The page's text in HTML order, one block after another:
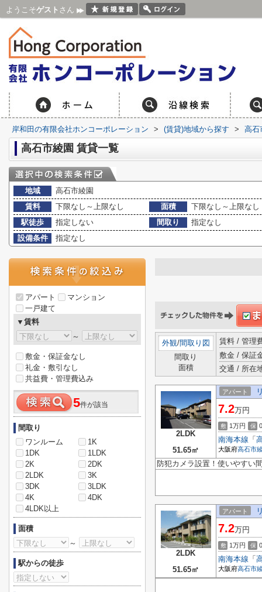
ようこそゲスト さん
岸和田の有限会社ホンコーポレーション > (賃貸)地域から探す > 高石
高石市綾園 賃貸一覧
地域
高石市綾園
賃料
下限なし～上限なし 面積
下限なし～上限なし
駅徒歩
指定しない 間取り
指定なし
設備条件
指定なし
外観/間取り図
間取り
面積
賃料 / 管理
敷金 / 保証
交通 / 所在
2LDK
51.65㎡
アパート
7.2万円
敷 1万円 保
南海本線 「
大阪府高石市
防犯カメラ設置！使いやすい
2LDK
51.65㎡
アパート
7.2万円
敷 1万円 保
南海本線 「
大阪府高石市
アパート
マンション
一戸建て
▼賃料
～
敷金・保証金なし
礼金・敷引なし
共益費・管理費込み
5件が該当
間取り
ワンルーム
1K
1DK
1LDK
2K
2DK
2LDK
3K
3DK
3LDK
4K
4DK
4LDK以上
面積
～
駅からの徒歩